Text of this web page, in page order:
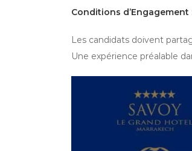
Conditions d’Engagement
Les candidats doivent
Une expérience préalable